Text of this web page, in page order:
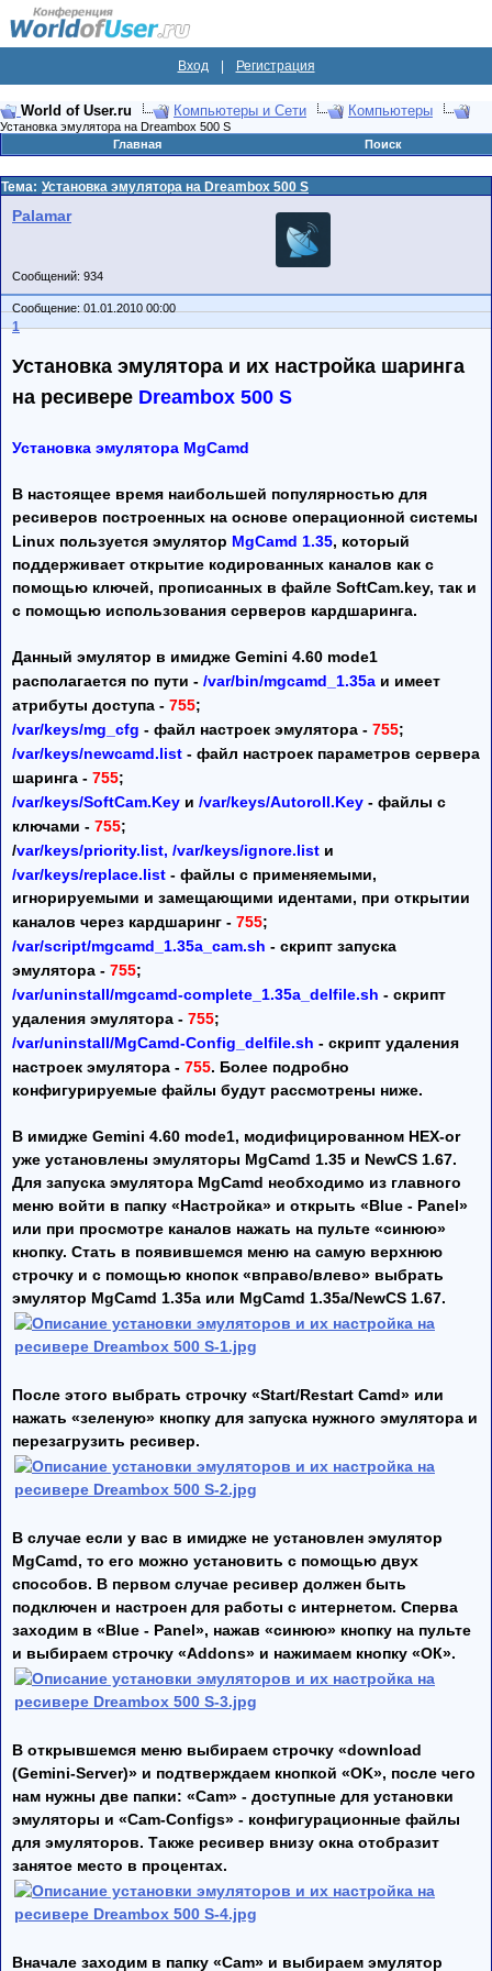
Вход Регистрация
World of User.ru Компьютеры и Сети Компьютеры
Установка эмулятора на Dreambox 500 S
Главная
Поиск
Тема: Установка эмулятора на Dreambox 500 S
Palamar
Сообщений: 934
Сообщение: 01.01.2010 00:00
1
Установка эмулятора и их настройка шаринга
на ресивере Dreambox 500 S
Установка эмулятора MgCamd
В настоящее время наибольшей популярностью для
ресиверов построенных на основе операционной системы
Linux пользуется эмулятор MgCamd 1.35, который
поддерживает открытие кодированных каналов как с
помощью ключей, прописанных в файле SoftCam.key, так и
с помощью использования серверов кардшаринга.
Данный эмулятор в имидже Gemini 4.60 mode1
располагается по пути - /var/bin/mgcamd_1.35a и имеет
атрибуты доступа - 755;
/var/keys/mg_cfg - файл настроек эмулятора - 755;
/var/keys/newcamd.list - файл настроек параметров сервера
шаринга - 755;
/var/keys/SoftCam.Key и /var/keys/Autoroll.Key - файлы с
ключами - 755;
/var/keys/priority.list, /var/keys/ignore.list и
/var/keys/replace.list - файлы с применяемыми,
игнорируемыми и замещающими идентами, при открытии
каналов через кардшаринг - 755;
/var/script/mgcamd_1.35a_cam.sh - скрипт запуска
эмулятора - 755;
/var/uninstall/mgcamd-complete_1.35a_delfile.sh - скрипт
удаления эмулятора - 755;
/var/uninstall/MgCamd-Config_delfile.sh - скрипт удаления
настроек эмулятора - 755. Более подробно
конфигурируемые файлы будут рассмотрены ниже.
В имидже Gemini 4.60 mode1, модифицированном HEX-or
уже установлены эмуляторы MgCamd 1.35 и NewCS 1.67.
Для запуска эмулятора MgCamd необходимо из главного
меню войти в папку «Настройка» и открыть «Blue - Panel»
или при просмотре каналов нажать на пульте «синюю»
кнопку. Стать в появившемся меню на самую верхнюю
строчку и с помощью кнопок «вправо/влево» выбрать
эмулятор MgCamd 1.35a или MgCamd 1.35a/NewCS 1.67.
После этого выбрать строчку «Start/Restart Camd» или
нажать «зеленую» кнопку для запуска нужного эмулятора и
перезагрузить ресивер.
В случае если у вас в имидже не установлен эмулятор
MgCamd, то его можно установить с помощью двух
способов. В первом случае ресивер должен быть
подключен и настроен для работы с интернетом. Сперва
заходим в «Blue - Panel», нажав «синюю» кнопку на пульте
и выбираем строчку «Addons» и нажимаем кнопку «ОК».
В открывшемся меню выбираем строчку «download
(Gemini-Server)» и подтверждаем кнопкой «OK», после чего
нам нужны две папки: «Cam» - доступные для установки
эмуляторы и «Cam-Configs» - конфигурационные файлы
для эмуляторов. Также ресивер внизу окна отобразит
занятое место в процентах.
Вначале заходим в папку «Cam» и выбираем эмулятор